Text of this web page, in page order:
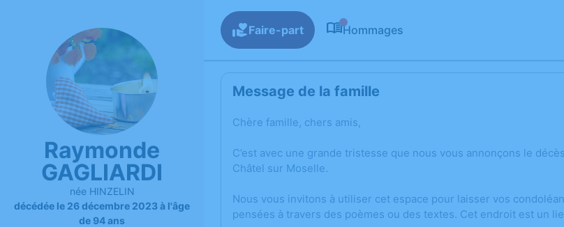
Raymonde
GAGLIARDI
née HINZELIN
décédée le 26 décembre 2023 à l'âge
de 94 ans
Faire-part Hommages
Message de la famille
Chère famille, chers amis,
C’est avec une grande tristesse que nous vous annonçons le
Châtel sur Moselle.
Nous vous invitons à utiliser cet espace pour laisser vos
pensées à travers des poèmes ou des textes. Cet endroit est un